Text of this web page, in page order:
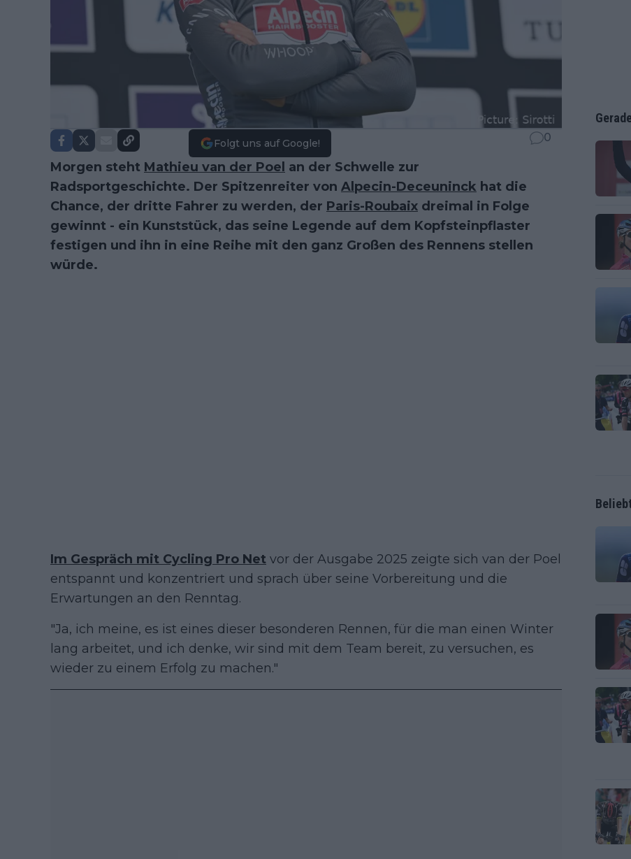
Folgt uns auf Google! 0
Morgen steht Mathieu van der Poel an der Schwelle zur
Radsportgeschichte. Der Spitzenreiter von Alpecin-Deceuninck hat die
Chance, der dritte Fahrer zu werden, der Paris-Roubaix dreimal in Folge
gewinnt - ein Kunststück, das seine Legende auf dem Kopfsteinpflaster
festigen und ihn in eine Reihe mit den ganz Großen des Rennens stellen
würde.
Im Gespräch mit Cycling Pro Net vor der Ausgabe 2025 zeigte sich van der Poel
entspannt und konzentriert und sprach über seine Vorbereitung und die
Erwartungen an den Renntag.
"Ja, ich meine, es ist eines dieser besonderen Rennen, für die man einen Winter
lang arbeitet, und ich denke, wir sind mit dem Team bereit, zu versuchen, es
wieder zu einem Erfolg zu machen."